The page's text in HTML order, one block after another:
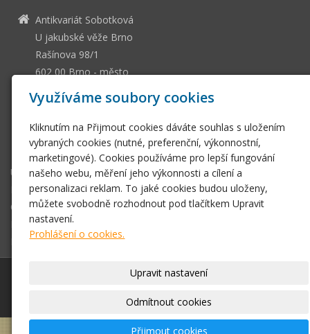
Antikvariát Sobotková
U jakubské věže Brno
Rašínova 98/1
602 00 Brno - město
13036661
CZ505112128
ssobotkova@gmail.com
+420 542 212 393
Úvodní stránka
E-shop
Obchodní podmínky
Fotogalerie
Kontakt
Antikvariát Sobotková U jakubské věže Brno
Mapa webu
Využíváme soubory cookies
Kliknutím na Přijmout cookies dáváte souhlas s uložením
vybraných cookies (nutné, preferenční, výkonnostní,
marketingové). Cookies používáme pro lepší fungování
našeho webu, měření jeho výkonnosti a cílení a
personalizaci reklam. To jaké cookies budou uloženy,
můžete svobodně rozhodnout pod tlačítkem Upravit
nastavení.
Prohlášení o cookies.
Upravit nastavení
Odmítnout cookies
Přijmout cookies